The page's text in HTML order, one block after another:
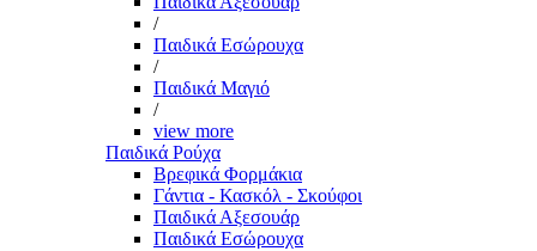
/
Παιδικά Εσώρουχα
/
Παιδικά Μαγιό
/
view more
Παιδικά Ρούχα
Βρεφικά Φορμάκια
Γάντια - Κασκόλ - Σκούφοι
Παιδικά Αξεσουάρ
Παιδικά Εσώρουχα